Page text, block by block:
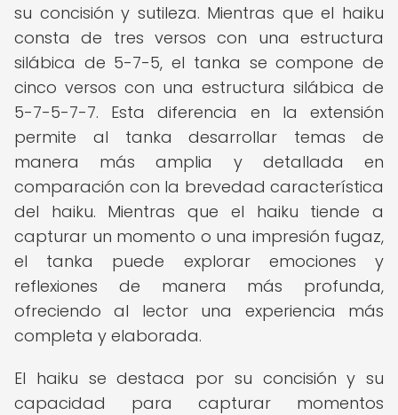
su concisión y sutileza. Mientras que el haiku
consta de tres versos con una estructura
silábica de 5-7-5, el tanka se compone de
cinco versos con una estructura silábica de
5-7-5-7-7. Esta diferencia en la extensión
permite al tanka desarrollar temas de
manera más amplia y detallada en
comparación con la brevedad característica
del haiku. Mientras que el haiku tiende a
capturar un momento o una impresión fugaz,
el tanka puede explorar emociones y
reflexiones de manera más profunda,
ofreciendo al lector una experiencia más
completa y elaborada.
El haiku se destaca por su concisión y su
capacidad para capturar momentos